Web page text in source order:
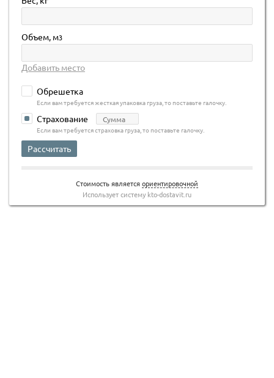
Объем, м3
Добавить место
Обрешетка
Если вам требуется жесткая упаковка груза, то поставьте галочку.
Страхование
Если вам требуется страховка груза, то поставьте галочку.
Рассчитать
Стоимость являетсяориентировочной
Использует систему kto-dostavit.ru